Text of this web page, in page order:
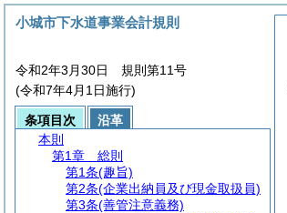
小城市下水道事業会計規則
令和2年3月30日 規則第11号
(令和7年4月1日施行)
条項目次
沿革
本則
第1章
総則
第1条(趣旨)
第2条(企業出納員及び現金取扱員)
第3条(善管注意義務)